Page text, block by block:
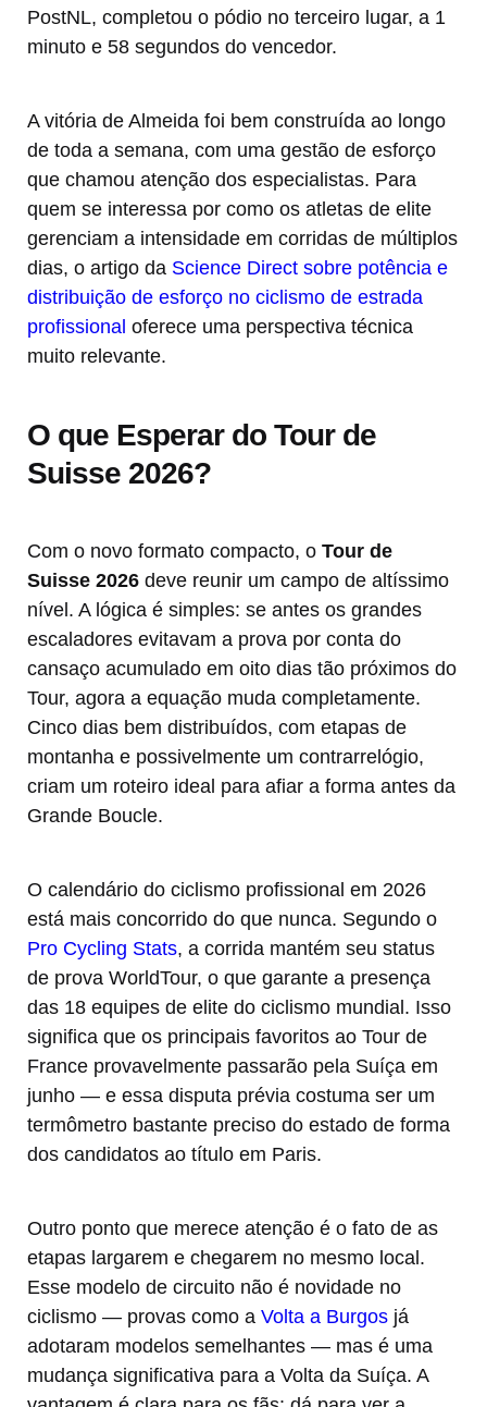
PostNL, completou o pódio no terceiro lugar, a 1
minuto e 58 segundos do vencedor.
A vitória de Almeida foi bem construída ao longo
de toda a semana, com uma gestão de esforço
que chamou atenção dos especialistas. Para
quem se interessa por como os atletas de elite
gerenciam a intensidade em corridas de múltiplos
dias, o artigo da Science Direct sobre potência e
distribuição de esforço no ciclismo de estrada
profissional oferece uma perspectiva técnica
muito relevante.
O que Esperar do Tour de
Suisse 2026?
Com o novo formato compacto, o Tour de
Suisse 2026 deve reunir um campo de altíssimo
nível. A lógica é simples: se antes os grandes
escaladores evitavam a prova por conta do
cansaço acumulado em oito dias tão próximos do
Tour, agora a equação muda completamente.
Cinco dias bem distribuídos, com etapas de
montanha e possivelmente um contrarrelógio,
criam um roteiro ideal para afiar a forma antes da
Grande Boucle.
O calendário do ciclismo profissional em 2026
está mais concorrido do que nunca. Segundo o
Pro Cycling Stats, a corrida mantém seu status
de prova WorldTour, o que garante a presença
das 18 equipes de elite do ciclismo mundial. Isso
significa que os principais favoritos ao Tour de
France provavelmente passarão pela Suíça em
junho — e essa disputa prévia costuma ser um
termômetro bastante preciso do estado de forma
dos candidatos ao título em Paris.
Outro ponto que merece atenção é o fato de as
etapas largarem e chegarem no mesmo local.
Esse modelo de circuito não é novidade no
ciclismo — provas como a Volta a Burgos já
adotaram modelos semelhantes — mas é uma
mudança significativa para a Volta da Suíça. A